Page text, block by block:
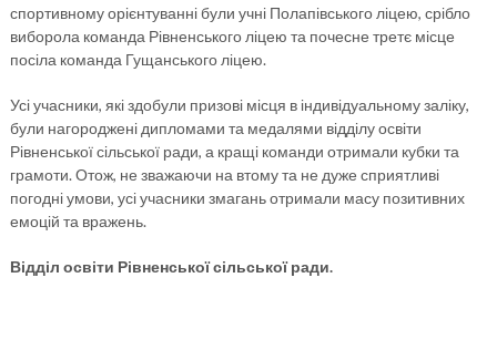
спортивному орієнтуванні були учні Полапівського ліцею, срібло
виборола команда Рівненського ліцею та почесне третє місце
посіла команда Гущанського ліцею.
Усі учасники, які здобули призові місця в індивідуальному заліку,
були нагороджені дипломами та медалями відділу освіти
Рівненської сільської ради, а кращі команди отримали кубки та
грамоти. Отож, не зважаючи на втому та не дуже сприятливі
погодні умови, усі учасники змагань отримали масу позитивних
емоцій та вражень.
Відділ освіти Рівненської сільської ради.